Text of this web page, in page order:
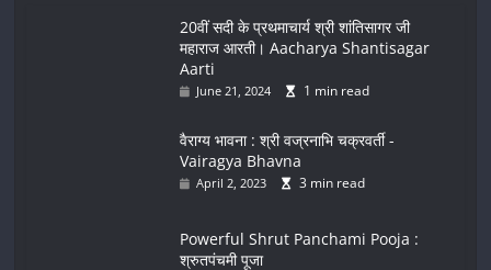
20वीं सदी के प्रथमाचार्य श्री शांतिसागर जी
महाराज आरती। Aacharya Shantisagar
Aarti
June 21, 2024 1 min read
वैराग्य भावना : श्री वज्रनाभि चक्रवर्ती -
Vairagya Bhavna
April 2, 2023 3 min read
Powerful Shrut Panchami Pooja :
श्रुतपंचमी पूजा